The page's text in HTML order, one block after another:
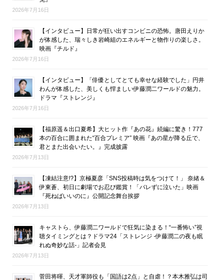
2026年7月16日
【インタビュー】日常が狂い出すコンビニの恐怖。唐田えりか
が体感した、瑞々しき岩崎組のエネルギーと物作りの楽しさ。
映画『チルド』
2026年7月16日
【インタビュー】「俳優としてとても幸せな経験でした」円井
わんが体感した、美しくも悍ましい伊藤潤二ワールドの魅力。
ドラマ『ストレンジ』
2026年7月16日
【福原遥＆出口夏希】大ヒット作『あの花』続編に驚き！777
本の百合に囲まれた“百合プレミア” 映画『あの星が降る丘で、
君とまた出会いたい。』完成披露
2026年7月13日
【凍結注意!?】京極夏彦「SNS投稿時は気をつけて！」 奈緒＆
伊東蒼、初日に劇場でお忍び鑑賞！「バレずに泣いた」映画
『死ねばいいのに』公開記念舞台挨拶
2026年7月13日
キャストら、伊藤潤二ワールドで狂気に染まる！“一番怖い”視
聴タイミングとは？ドラマ24「ストレンジ -伊藤潤二の夜も眠
れぬ奇妙な話-」記者会見
2026年7月13日
菅田将暉、天才軍師役も「国語は2点」と自虐！？本木雅弘は司